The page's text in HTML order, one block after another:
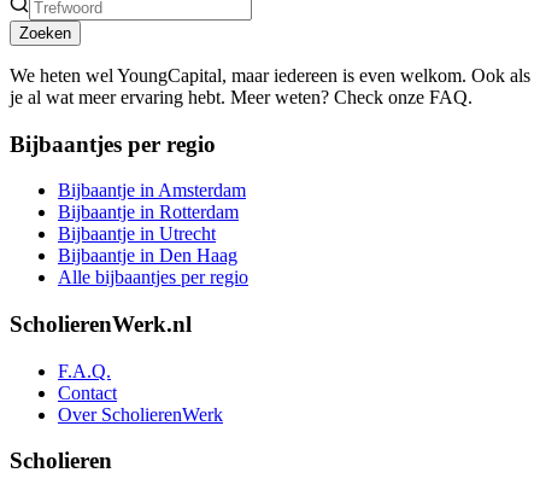
Zoeken
We heten wel YoungCapital, maar iedereen is even welkom. Ook als
je al wat meer ervaring hebt. Meer weten? Check onze FAQ.
Bijbaantjes per regio
Bijbaantje in Amsterdam
Bijbaantje in Rotterdam
Bijbaantje in Utrecht
Bijbaantje in Den Haag
Alle bijbaantjes per regio
ScholierenWerk.nl
F.A.Q.
Contact
Over ScholierenWerk
Scholieren